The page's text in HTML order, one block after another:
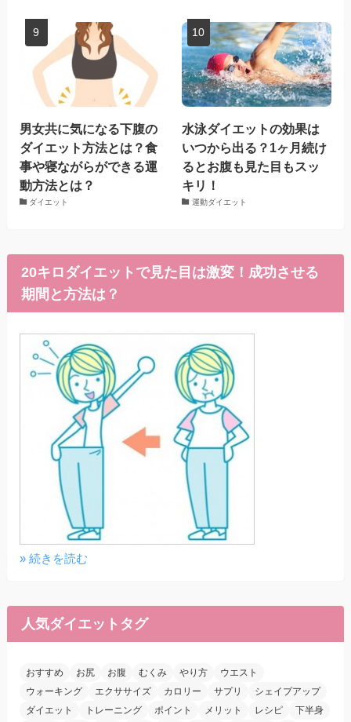
男女共に気になる下腹の
ダイエット方法とは？食
事や寝ながらができる運
動方法とは？
ダイエット
水泳ダイエットの効果は
いつから出る？1ヶ月続け
るとお腹も見た目もスッ
キリ！
運動ダイエット
20キロダイエットで見た目は激変！成功させる
期間と方法は？
» 続きを読む
人気ダイエットタグ
おすすめ お尻 お腹 むくみ やり方
ウエスト
ウォーキング
エクササイズ カロリー サプリ
シェイプアップ
ダイエット
トレーニング ポイント メリット レシピ
下半身